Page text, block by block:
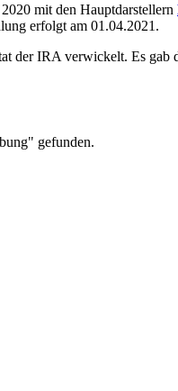
mit den Hauptdarstellern
erfolgt am 01.04.2021.
der IRA verwickelt. Es
gefunden.